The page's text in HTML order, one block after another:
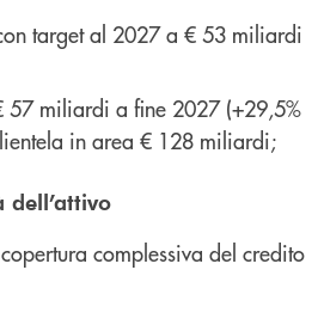
target al 2027 a € 53 miliardi
57 miliardi a fine 2027 (+29,5%
in area € 128 miliardi;
complessiva del credito